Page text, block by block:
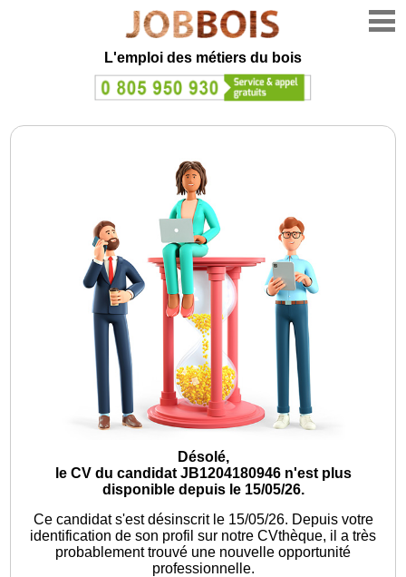
L'emploi des métiers du bois
Désolé,
le CV du candidat JB1204180946 n'est plus
disponible depuis le 15/05/26.
Ce candidat s'est désinscrit le 15/05/26. Depuis votre
identification de son profil sur notre CVthèque, il a très
probablement trouvé une nouvelle opportunité
professionnelle.